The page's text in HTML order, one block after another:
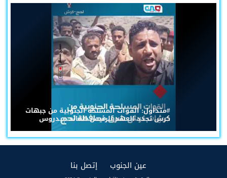
#متداول: القوات المسلحة الجنوبية من جبهات
كرش تجدد العهد للرئيس القائد عيدروس
عين الجنوب إتصل بنا